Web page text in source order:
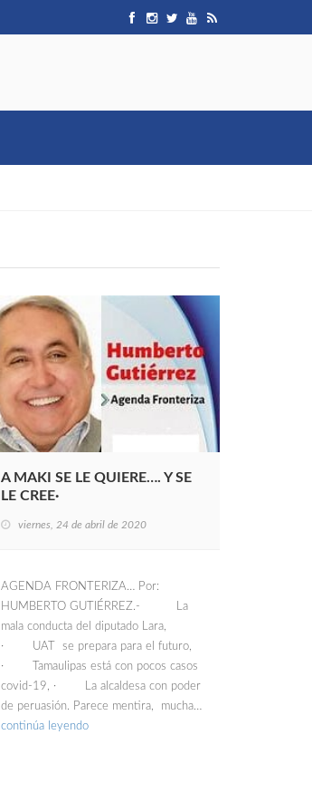
A MAKI SE LE QUIERE…. Y SE
LE CREE·
viernes, 24 de abril de 2020
AGENDA FRONTERIZA… Por:
HUMBERTO GUTIÉRREZ.- La
mala conducta del diputado Lara,
· UAT se prepara para el futuro,
· Tamaulipas está con pocos casos
covid-19, · La alcaldesa con poder
de peruasión. Parece mentira, mucha…
continúa leyendo